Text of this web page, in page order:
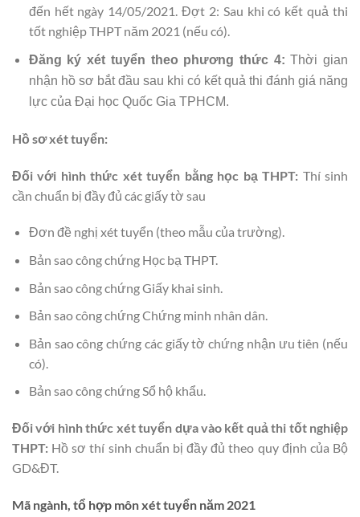
đến hết ngày 14/05/2021. Đợt 2: Sau khi có kết quả thi
tốt nghiệp THPT năm 2021 (nếu có).
Đăng ký xét tuyển theo phương thức 4: Thời gian
nhận hồ sơ bắt đầu sau khi có kết quả thi đánh giá năng
lực của Đại học Quốc Gia TPHCM.
Hồ sơ xét tuyển:
Đối với hình thức xét tuyển bằng học bạ THPT: Thí sinh
cần chuẩn bị đầy đủ các giấy tờ sau
Đơn đề nghị xét tuyển (theo mẫu của trường).
Bản sao công chứng Học bạ THPT.
Bản sao công chứng Giấy khai sinh.
Bản sao công chứng Chứng minh nhân dân.
Bản sao công chứng các giấy tờ chứng nhận ưu tiên (nếu
có).
Bản sao công chứng Sổ hộ khẩu.
Đối với hình thức xét tuyển dựa vào kết quả thi tốt nghiệp
THPT: Hồ sơ thí sinh chuẩn bị đầy đủ theo quy định của Bộ
GD&ĐT.
Mã ngành, tổ hợp môn xét tuyển năm 2021